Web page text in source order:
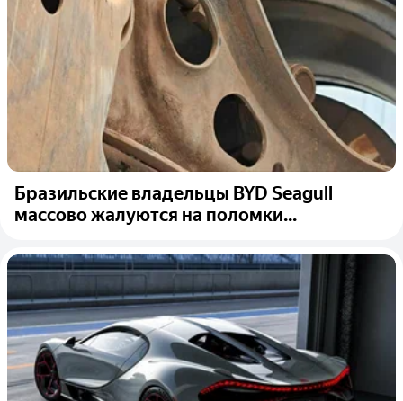
Бразильские владельцы BYD Seagull
массово жалуются на поломки...